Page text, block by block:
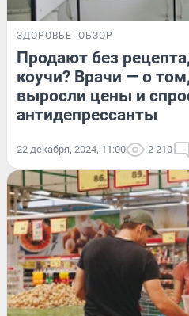
ЗДОРОВЬЕ ОБЗОР
Продают без
коучи? Врачи — о
выросли цены и
антидепрессанты
22 декабря, 2024, 11:00 2 210